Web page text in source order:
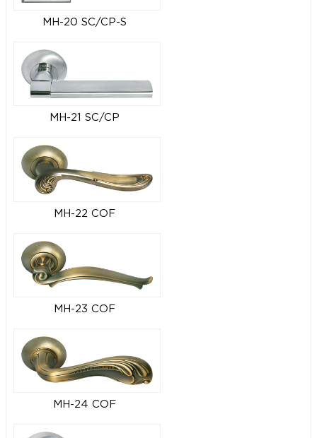
MH-20 SC/CP-S
MH-21 SC/CP
MH-22 COF
MH-23 COF
MH-24 COF